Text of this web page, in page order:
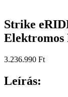
Strike
3.236.990 Ft
Leírás: